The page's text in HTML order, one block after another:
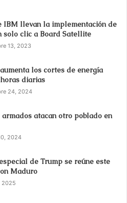
IBM llevan la implementación de
solo clic a Board Satellite
13, 2023
los cortes de energía
diarias
24, 2024
armados atacan otro poblado en
2024
de Trump se reúne este
Maduro
2025